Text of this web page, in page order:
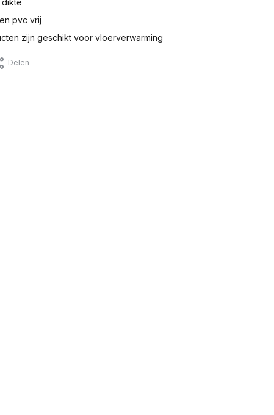
pvc vrij
zijn geschikt voor vloerverwarming
Delen